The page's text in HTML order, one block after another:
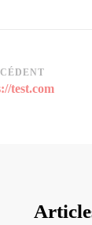
test.com